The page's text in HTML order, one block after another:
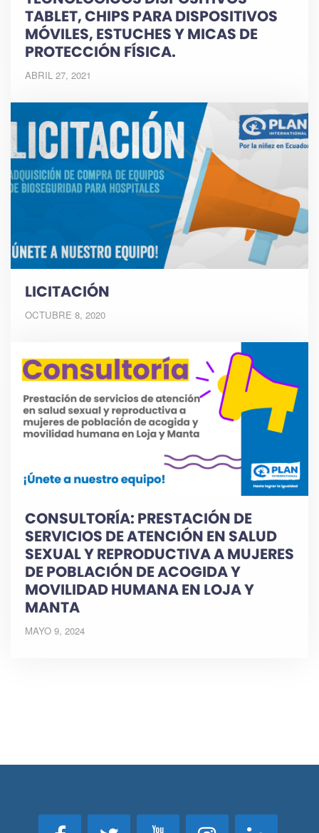
TABLET, CHIPS PARA DISPOSITIVOS
MÓVILES, ESTUCHES Y MICAS DE
PROTECCIÓN FÍSICA.
ABRIL 27, 2021
LICITACIÓN
OCTUBRE 8, 2020
CONSULTORÍA: PRESTACIÓN DE
SERVICIOS DE ATENCIÓN EN SALUD
SEXUAL Y REPRODUCTIVA A MUJERES
DE POBLACIÓN DE ACOGIDA Y
MOVILIDAD HUMANA EN LOJA Y
MANTA
MAYO 9, 2024